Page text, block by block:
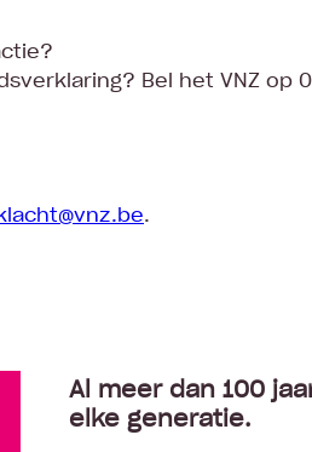
Bel het VNZ op
.
Al meer dan 100
elke generatie.